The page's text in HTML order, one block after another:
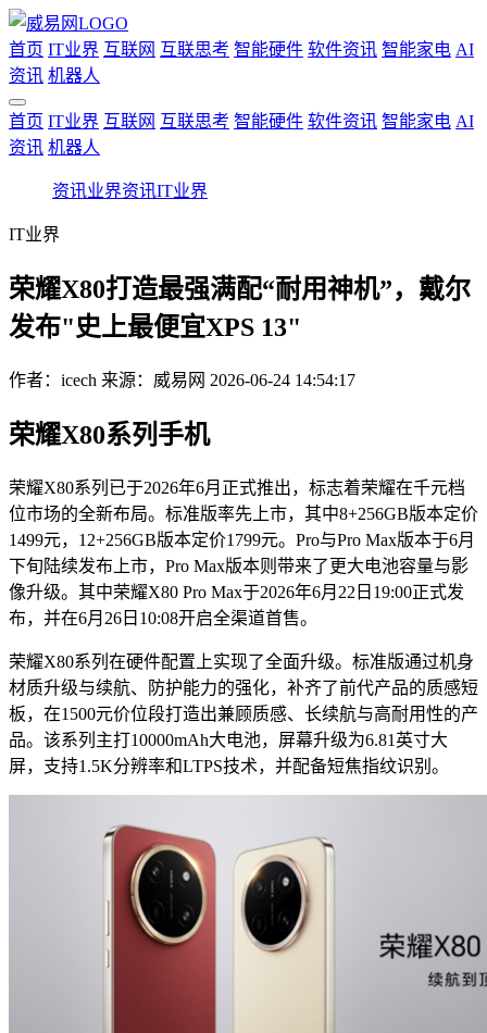
首页 IT业界 互联网 互联思考 智能硬件 软件资讯 智能家电 AI
资讯 机器人
首页 IT业界 互联网 互联思考 智能硬件 软件资讯 智能家电 AI
资讯 机器人
资讯业界资讯IT业界
IT业界
荣耀X80打造最强满配“耐用神机”，戴尔
发布"史上最便宜XPS 13"
作者： icech 来源：威易网 2026-06-24 14:54:17
荣耀X80系列手机
荣耀X80系列已于2026年6月正式推出，标志着荣耀在千元档
位市场的全新布局。标准版率先上市，其中8+256GB版本定价
1499元，12+256GB版本定价1799元。Pro与Pro Max版本于6月
下旬陆续发布上市，Pro Max版本则带来了更大电池容量与影
像升级。其中荣耀X80 Pro Max于2026年6月22日19:00正式发
布，并在6月26日10:08开启全渠道首售。
荣耀X80系列在硬件配置上实现了全面升级。标准版通过机身
材质升级与续航、防护能力的强化，补齐了前代产品的质感短
板，在1500元价位段打造出兼顾质感、长续航与高耐用性的产
品。该系列主打10000mAh大电池，屏幕升级为6.81英寸大
屏，支持1.5K分辨率和LTPS技术，并配备短焦指纹识别。